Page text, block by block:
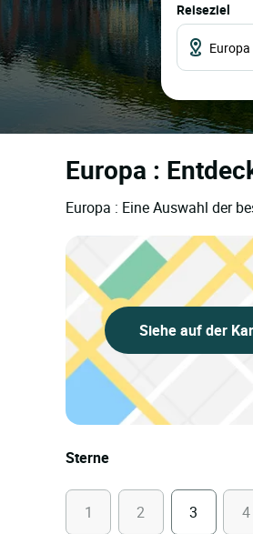
Reiseziel
Europa :
Europa : Eine Auswahl der
Siehe auf der
Sterne
1 2 3 4